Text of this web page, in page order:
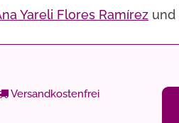
Yareli Flores Ramírez und
Versandkostenfrei